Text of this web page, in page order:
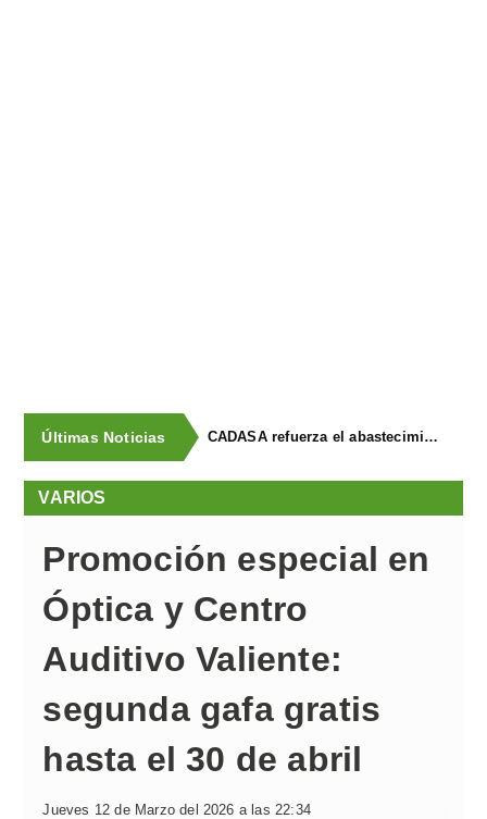
Últimas Noticias CADASA refuerza el abastecimiento de agua a La Fresneda, Llanera y el polígono de Silvota con la puesta en servicio de una nueva conducción
VARIOS
Promoción especial en
Óptica y Centro
Auditivo Valiente:
segunda gafa gratis
hasta el 30 de abril
Jueves 12 de Marzo del 2026 a las 22:34